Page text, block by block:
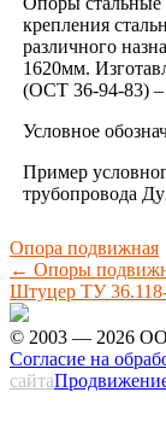
крепления
различного
1620мм.
(ОСТ 36-94-83)
Условное
Пример
трубопровода
Опора подвижная
← Опоры
Штуцер ТУ
© 2003 — 2026
Согласие на
сайта